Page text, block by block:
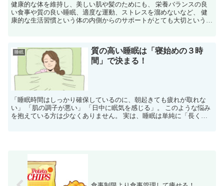
健康的な体を維持し、美しい肌や髪のためにも、 栄養バランスの良
い食事や質の良い睡眠、適度な運動、ストレスを溜めないなど、 健
康的な生活習慣という体の内側からのサポートがとても大切というこ
睡眠
質の高い睡眠は「寝始めの３時
間」で決まる！
「睡眠時間はしっかり確保しているのに、朝起きても疲れが取れな
い」 「肌の調子が悪い」 「日中に眠気を感じる」。 このような悩み
を抱えている方は少なくありません。 実は、睡眠は単純に「長く寝